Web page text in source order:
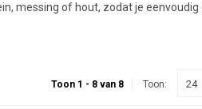
messing of hout, zodat je
Toon 1 - 8 van 8 Toon: 24